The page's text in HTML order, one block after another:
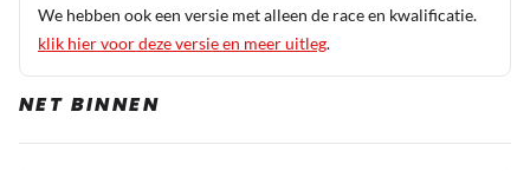
We hebben ook een versie met alleen de race en kwalificatie.
klik hier voor deze versie en meer uitleg.
NET BINNEN